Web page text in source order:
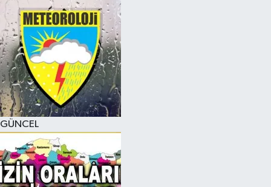
GÜNCEL